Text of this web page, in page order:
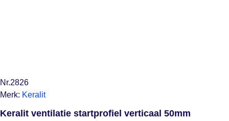
Nr.2826
Merk: Keralit
Keralit ventilatie startprofiel verticaal 50mm